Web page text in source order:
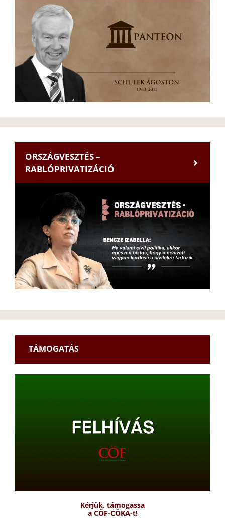
ORSZÁGVESZTÉS –
RABLÓPRIVATIZÁCIÓ
TÁMOGATÁS
Kérjük, támogassa
a CÖF-CÖKA-t!